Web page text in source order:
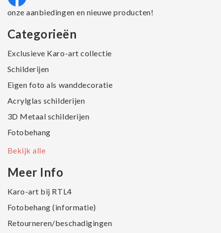
onze aanbiedingen en nieuwe producten!
Categorieën
Exclusieve Karo-art collectie
Schilderijen
Eigen foto als wanddecoratie
Acrylglas schilderijen
3D Metaal schilderijen
Fotobehang
Bekijk alle
Meer Info
Karo-art bij RTL4
Fotobehang (informatie)
Retourneren/beschadigingen